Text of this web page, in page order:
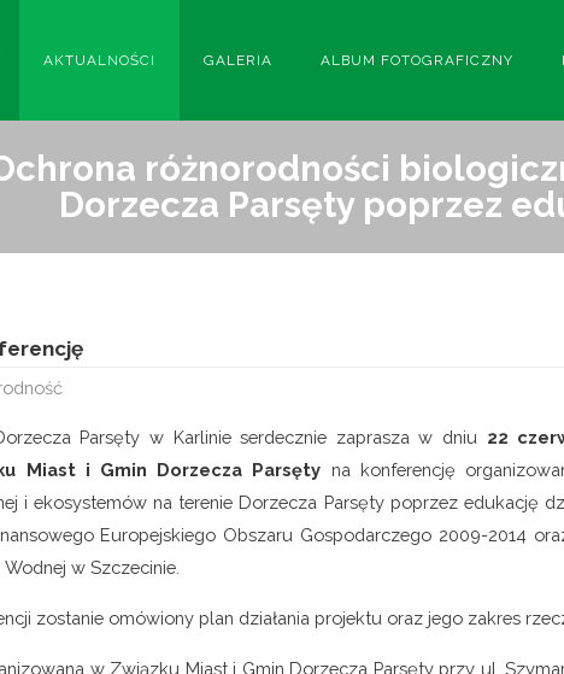
AKTUALNOŚCI GALERIA ALBUM FOTOGRAFICZNY
różnorodności
Dorzecza Parsęty poprzez
Parsęty w Karlinie serdecznie zaprasza w dniu 22
Miast i Gmin Dorzecza Parsęty na konferencję
i ekosystemów na terenie Dorzecza Parsęty poprzez edukację
Europejskiego Obszaru Gospodarczego 2009-2014
w Szczecinie.
zostanie omówiony plan działania projektu oraz jego zakres
w Związku Miast i Gmin Dorzecza Parsęty przy ul.